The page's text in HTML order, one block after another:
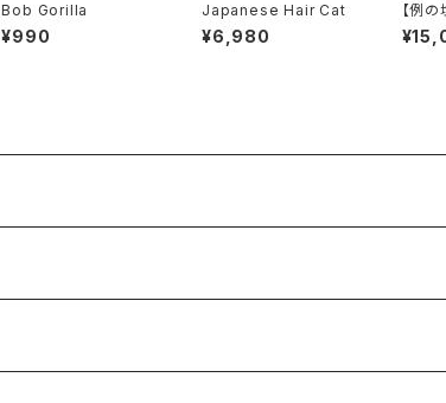
Bob Gorilla
¥990
Japanese Hair Cat
¥6,980
【例
手間
ック